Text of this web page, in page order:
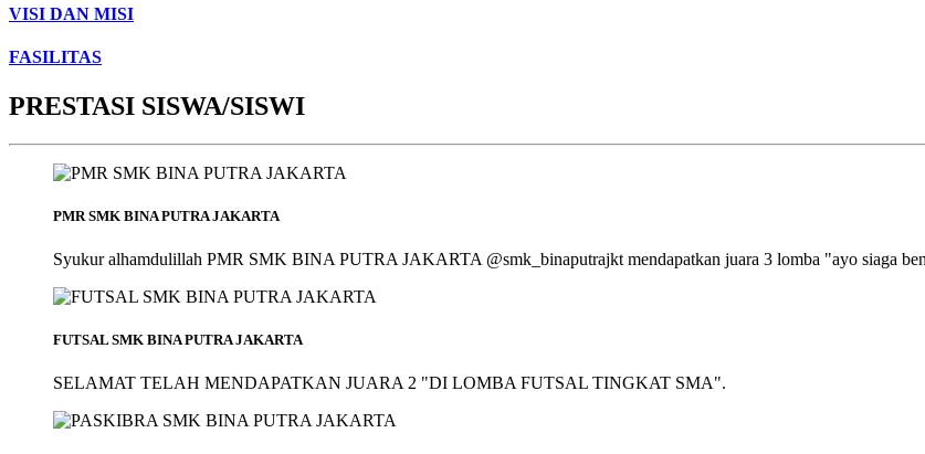
VISI DAN MISI
FASILITAS
PRESTASI SISWA/SISWI
PMR SMK BINA PUTRA JAKARTA
Syukur alhamdulillah PMR SMK BINA PUTRA JAKARTA @smk_binaputrajkt mendapatkan juara 3 lomba "ayo siaga
FUTSAL SMK BINA PUTRA JAKARTA
SELAMAT TELAH MENDAPATKAN JUARA 2 "DI LOMBA FUTSAL TINGKAT SMA".